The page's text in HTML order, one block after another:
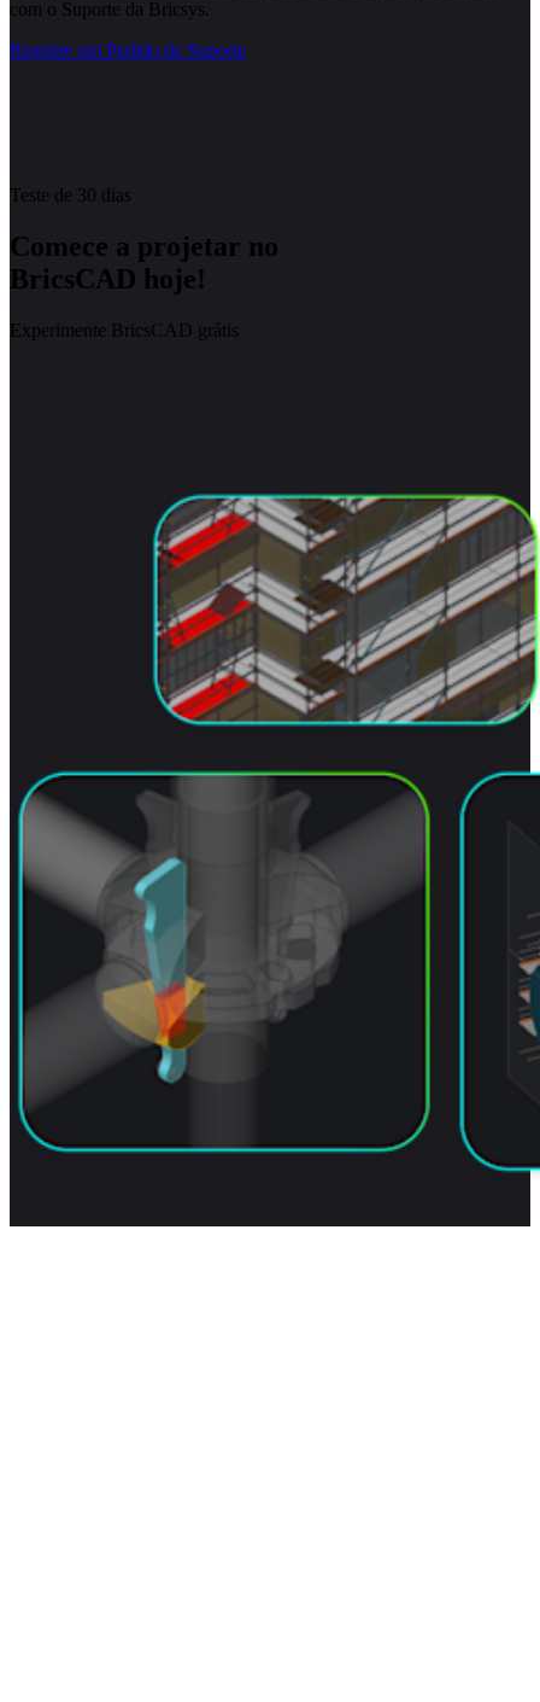
com o Suporte da Bricsys.
Registre um Pedido de Suporte
Teste de 30 dias
Comece a projetar no
BricsCAD hoje!
Experimente BricsCAD grátis